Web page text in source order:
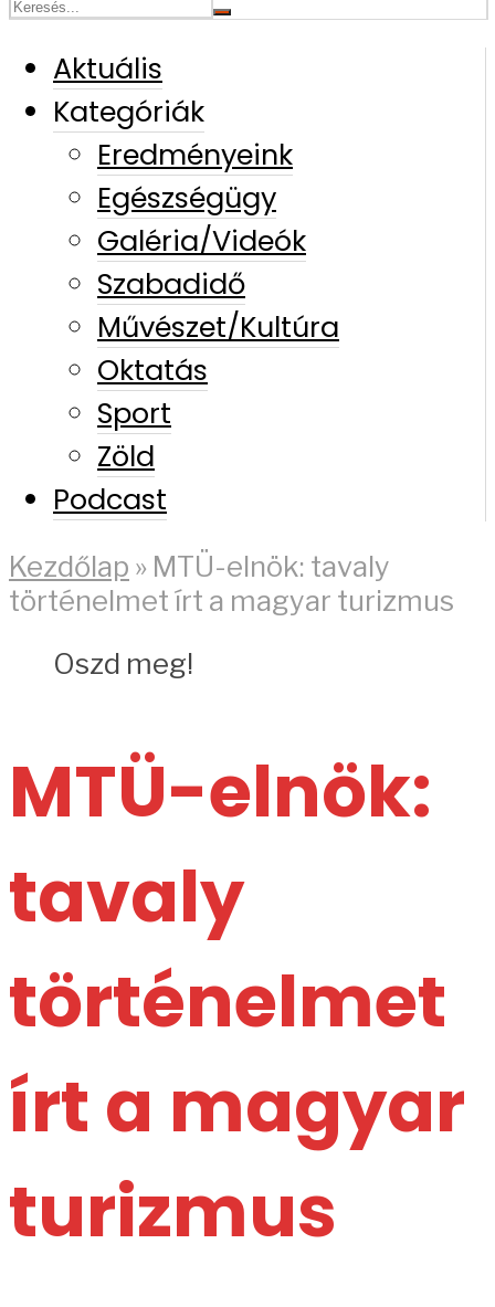
Aktuális
Kategóriák
Eredményeink
Egészségügy
Galéria/Videók
Szabadidő
Művészet/Kultúra
Oktatás
Sport
Zöld
Podcast
Kezdőlap » MTÜ-elnök: tavaly
történelmet írt a magyar turizmus
Oszd meg!
MTÜ-elnök:
tavaly
történelmet
írt a magyar
turizmus